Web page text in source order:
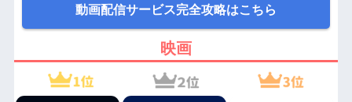
動画配信サービス完全攻略はこちら
映画